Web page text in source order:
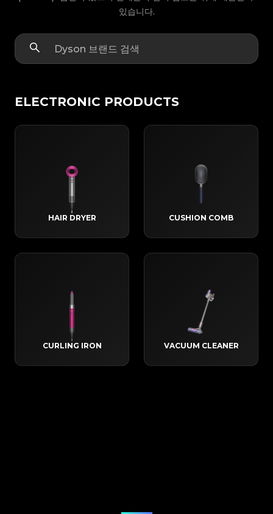
있습니다.
ELECTRONIC PRODUCTS
HAIR DRYER CUSHION COMB
CURLING IRON VACUUM CLEANER